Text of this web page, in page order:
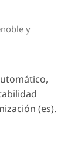
y
(es).